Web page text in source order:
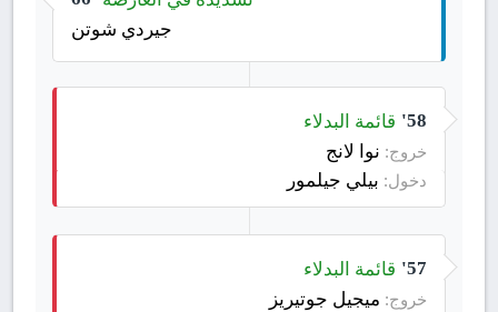
جيردي شوتن
58' قائمة البدلاء
خروج: نوا لانج
دخول: بيلي جيلمور
57' قائمة البدلاء
خروج: ميجيل جوتيريز